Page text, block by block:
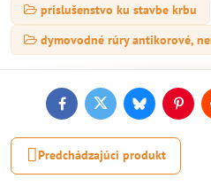
príslušenstvo ku stavbe krbu
dymovodné rúry antikorové,
FacebookTwitterBluesky
Predchádzajúci produkt